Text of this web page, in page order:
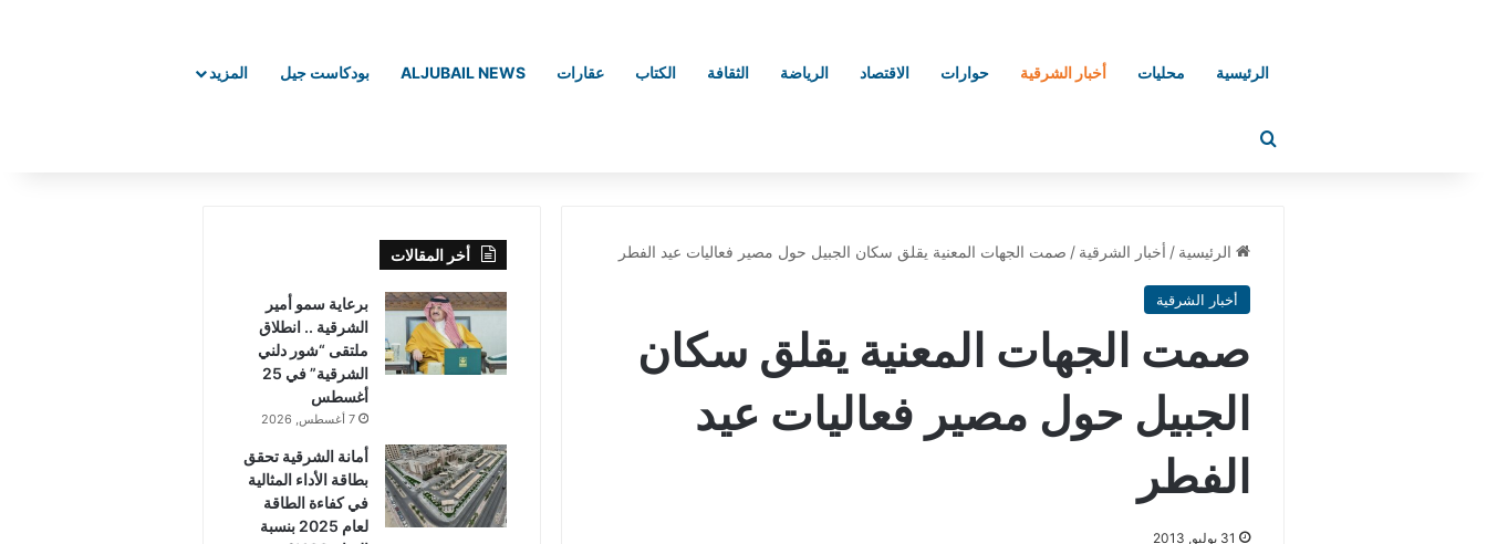
الرئيسية محليات أخبار الشرقية حوارات الاقتصاد الرياضة الثقافة الكتاب عقارات ALJUBAIL NEWS بودكاست جيل المزيد
الرئيسية / أخبار الشرقية / صمت الجهات المعنية يقلق سكان الجبيل حول مصير فعاليات عيد الفطر
أخبار الشرقية
صمت الجهات المعنية يقلق سكان
الجبيل حول مصير فعاليات عيد
الفطر
31 يوليو, 2013
أخر المقالات
برعاية سمو أمير
الشرقية .. انطلاق
ملتقى “شور دلني
الشرقية” في 25
أغسطس
7 أغسطس, 2026
أمانة الشرقية تحقق
بطاقة الأداء المثالية
في كفاءة الطاقة
لعام 2025 بنسبة